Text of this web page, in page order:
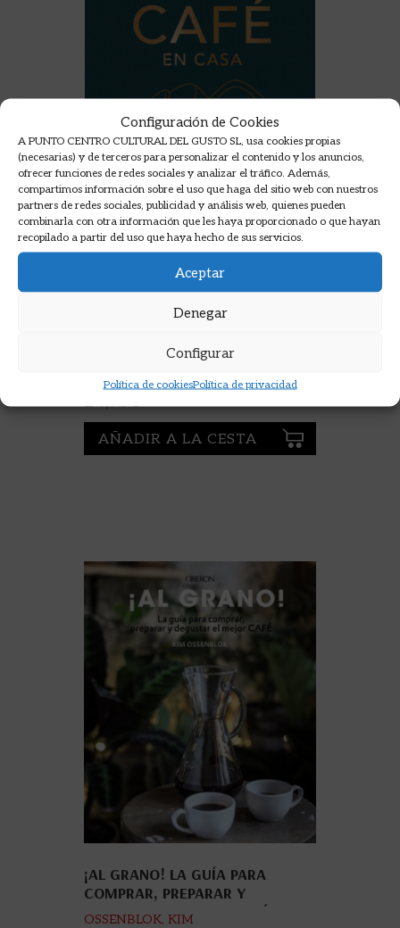
Configuración de Cookies
A PUNTO CENTRO CULTURAL DEL GUSTO SL, usa cookies propias
(necesarias) y de terceros para personalizar el contenido y los anuncios,
ofrecer funciones de redes sociales y analizar el tráfico. Además,
compartimos información sobre el uso que haga del sitio web con nuestros
partners de redes sociales, publicidad y análisis web, quienes pueden
combinarla con otra información que les haya proporcionado o que hayan
recopilado a partir del uso que haya hecho de sus servicios.
Aceptar
Denegar
Configurar
Política de cookiesPolítica de privacidad
HOFFMANN, JAMES
24,95€
AÑADIR A LA CESTA
¡AL GRANO! LA GUÍA PARA
COMPRAR, PREPARAR Y
DEGUSTAR EL MEJOR CAFÉ
OSSENBLOK, KIM